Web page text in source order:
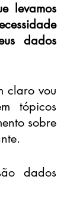
levamos
dados
claro vou
tópicos
sobre